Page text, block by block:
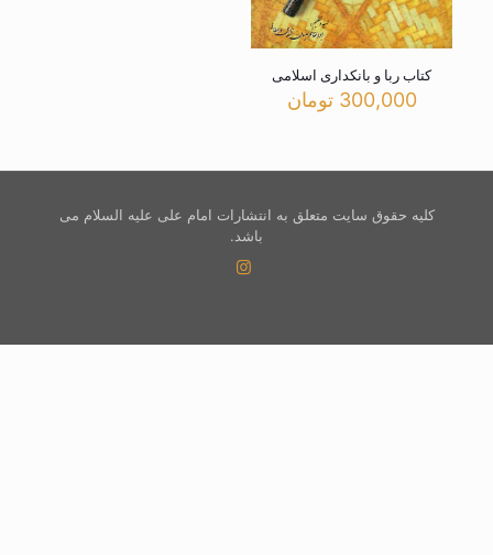
کتاب ربا و بانکداری اسلامی
300,000 تومان
کلیه حقوق سایت متعلق به انتشارات امام علی علیه السلام می
باشد.